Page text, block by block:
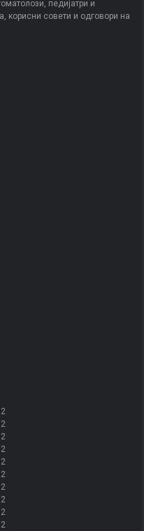
педијатри и
корисни совети и одговори на